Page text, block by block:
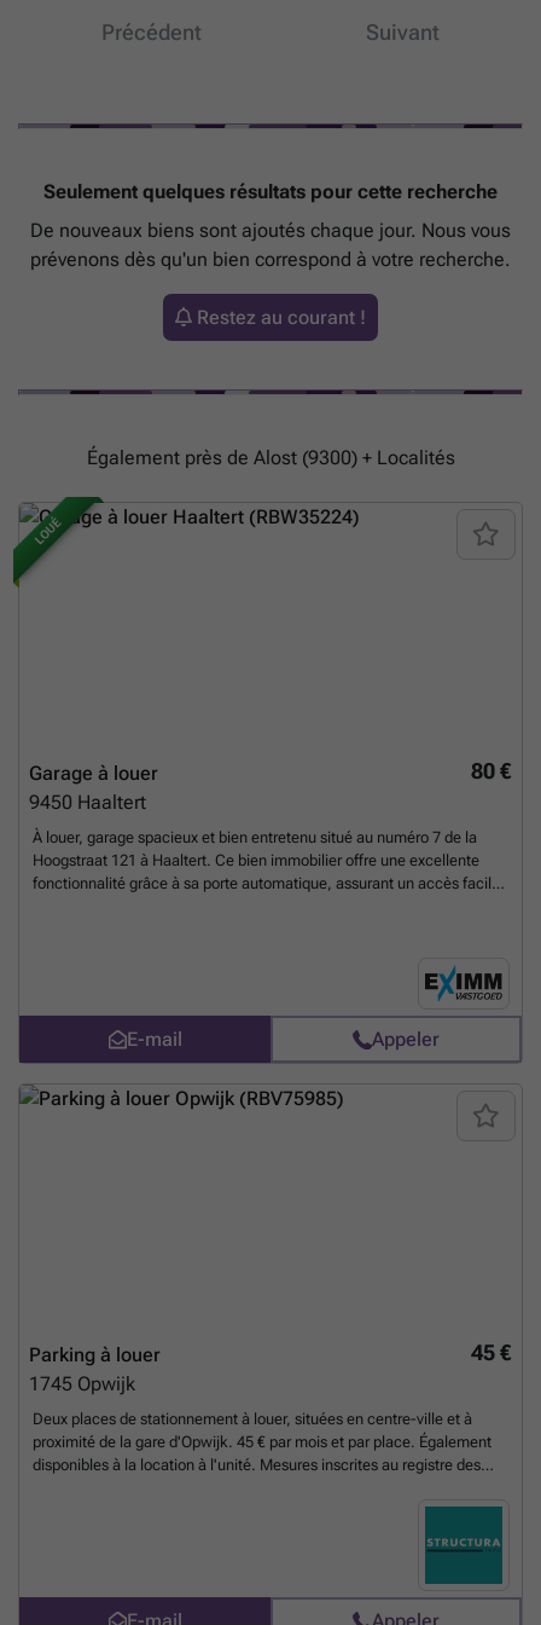
Précédent Suivant
Seulement quelques résultats pour cette recherche
De nouveaux biens sont ajoutés chaque jour. Nous vous
prévenons dès qu'un bien correspond à votre recherche.
Restez au courant !
Également près de Alost (9300) + Localités
LOUÉ
80 €
Garage à louer
9450 Haaltert
À louer, garage spacieux et bien entretenu situé au numéro 7 de la
Hoogstraat 121 à Haaltert. Ce bien immobilier offre une excellente
fonctionnalité grâce à sa porte automatique, assurant un accès facile
location actuelle, représente une opportunité intéressante au tarif
mensuel de 80 €. Le bien bénéficie d’un emplacement favorable au
cœur de Haaltert, offrant ainsi un accès aisé aux commodités locales
et une grande flexibilité d’usage. Sa configuration simple mais
efficace en fait un atout pour toute personne cherchant un espace sûr
et accessible. Si vous souhaitez obtenir davantage d’informations ou
organiser une visite, n’hésitez pas à nous contacter. Ce garage à louer
E-mail Appeler
45 €
Parking à louer
1745 Opwijk
Deux places de stationnement à louer, situées en centre-ville et à
proximité de la gare d'Opwijk. 45 € par mois et par place. Également
disponibles à la location à l'unité. Mesures inscrites au registre des